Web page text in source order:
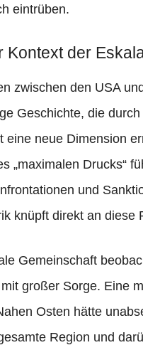
eintrüben.
Kontext der
zwischen den USA
Geschichte, die
eine neue Dimension
„maximalen Drucks“
und
knüpft direkt an diese
Gemeinschaft
großer Sorge. Eine
Osten hätte
Region und